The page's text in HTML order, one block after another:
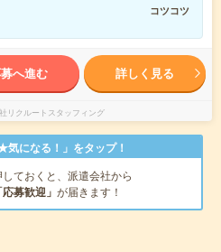
コツコツ
へ進む 詳しく見る
リクルートスタッフィング
になる！」をタップ！
しておくと、派遣会社から
応募歓迎」 が届きます！